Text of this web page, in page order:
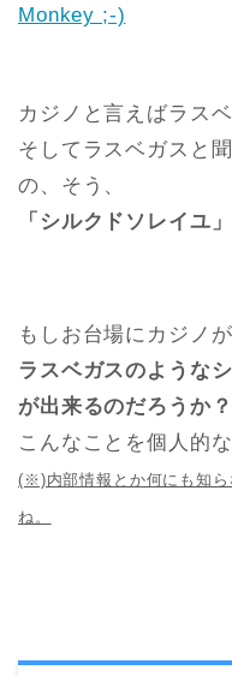
カジノと言えばラスベ
そしてラスベガスと
の、そう、
「シルクドソレイユ
もしお台場にカジノが
ラスベガスのような
が出来るのだろうか？
こんなことを個人的
(※)内部情報とか何にも知ら
ね。